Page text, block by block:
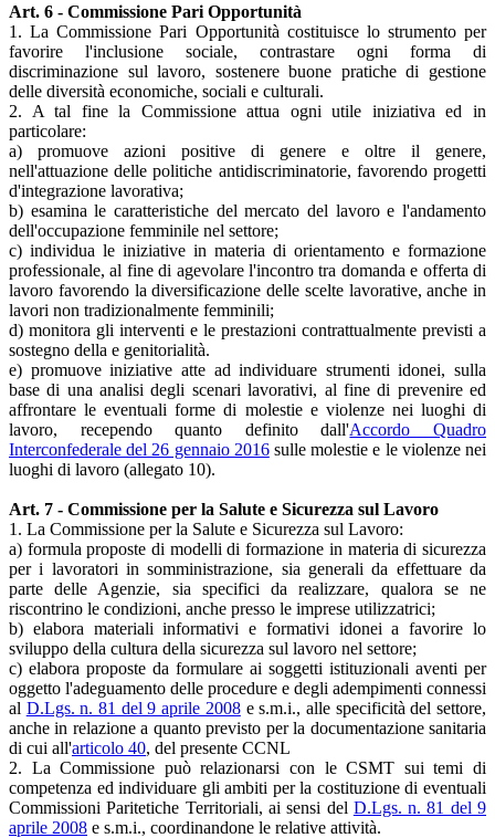
Art. 6 - Commissione Pari Opportunità
1. La Commissione Pari Opportunità costituisce lo strumento per
favorire l'inclusione sociale, contrastare ogni forma di
discriminazione sul lavoro, sostenere buone pratiche di gestione
delle diversità economiche, sociali e culturali.
2. A tal fine la Commissione attua ogni utile iniziativa ed in
particolare:
a) promuove azioni positive di genere e oltre il genere,
nell'attuazione delle politiche antidiscriminatorie, favorendo progetti
d'integrazione lavorativa;
b) esamina le caratteristiche del mercato del lavoro e l'andamento
dell'occupazione femminile nel settore;
c) individua le iniziative in materia di orientamento e formazione
professionale, al fine di agevolare l'incontro tra domanda e offerta di
lavoro favorendo la diversificazione delle scelte lavorative, anche in
lavori non tradizionalmente femminili;
d) monitora gli interventi e le prestazioni contrattualmente previsti a
sostegno della e genitorialità.
e) promuove iniziative atte ad individuare strumenti idonei, sulla
base di una analisi degli scenari lavorativi, al fine di prevenire ed
affrontare le eventuali forme di molestie e violenze nei luoghi di
lavoro, recependo quanto definito dall'Accordo Quadro
Interconfederale del 26 gennaio 2016sulle molestie e le violenze nei
luoghi di lavoro (allegato 10).
Art. 7 - Commissione per la Salute e Sicurezza sul Lavoro
1. La Commissione per la Salute e Sicurezza sul Lavoro:
a) formula proposte di modelli di formazione in materia di sicurezza
per i lavoratori in somministrazione, sia generali da effettuare da
parte delle Agenzie, sia specifici da realizzare, qualora se ne
riscontrino le condizioni, anche presso le imprese utilizzatrici;
b) elabora materiali informativi e formativi idonei a favorire lo
sviluppo della cultura della sicurezza sul lavoro nel settore;
c) elabora proposte da formulare ai soggetti istituzionali aventi per
oggetto l'adeguamento delle procedure e degli adempimenti connessi
al D.Lgs. n. 81 del 9 aprile 2008e s.m.i., alle specificità del settore,
anche in relazione a quanto previsto per la documentazione sanitaria
di cui all'articolo 40, del presente CCNL
2. La Commissione può relazionarsi con le CSMT sui temi di
competenza ed individuare gli ambiti per la costituzione di eventuali
Commissioni Paritetiche Territoriali, ai sensi del D.Lgs. n. 81 del 9
aprile 2008 e s.m.i., coordinandone le relative attività.